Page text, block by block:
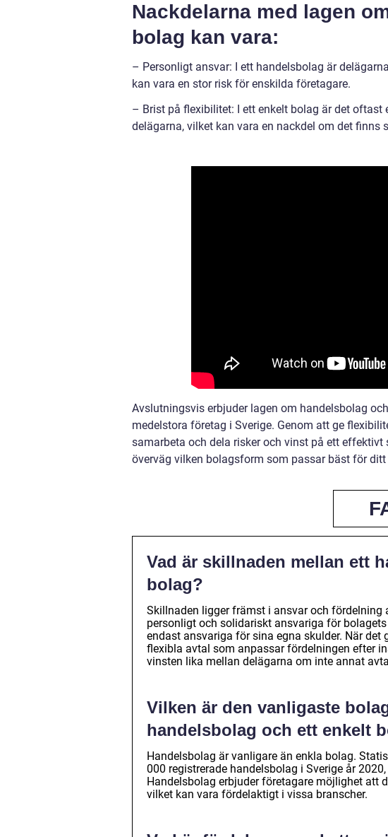
Nackdelarna med lagen
bolag kan vara:
– Personligt ansvar: I ett handelsbolag är
kan vara en stor risk för enskilda företagare.
– Brist på flexibilitet: I ett enkelt bolag är det
delägarna, vilket kan vara en nackdel om det finns
Avslutningsvis erbjuder lagen om handelsbolag
medelstora företag i Sverige. Genom att ge
samarbeta och dela risker och vinst på ett
överväg vilken bolagsform som passar bäst för
Vad är skillnaden mellan ett
bolag?
Skillnaden ligger främst i ansvar och fördelning
personligt och solidariskt ansvariga för
endast ansvariga för sina egna skulder. När
flexibla avtal som anpassar fördelningen efter
vinsten lika mellan delägarna om inte annat
Vilken är den vanligaste
handelsbolag och ett enkelt
Handelsbolag är vanligare än enkla bolag.
000 registrerade handelsbolag i Sverige år
Handelsbolag erbjuder företagare möjlighet att
vilket kan vara fördelaktigt i vissa branscher.